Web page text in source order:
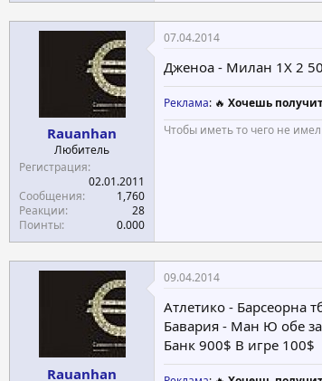
Rauanhan
Любитель
Регистрация
02.01.2011
Сообщения
1,760
Реакции
28
Поинты
0.000
07.04.2014
Дженоа - Милан 1Х 2
Реклама: 🔥 Хочешь
Чтобы иметь то чего не
Rauanhan
09.04.2014
Атлетико - Барсеорна
Бавария - Ман Ю обе
Банк 900$ В игре 100$